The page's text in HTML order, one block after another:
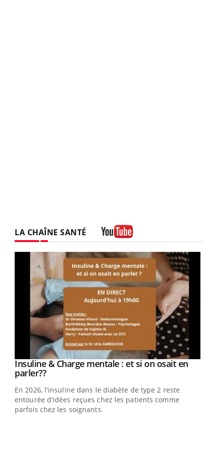
LA CHAÎNE SANTÉ
Youtube
Insuline & Charge mentale : et si on osait en
parler??Youtube
En 2026, l'insuline dans le diabète de type 2 reste
entourée d'idées reçues chez les patients comme
parfois chez les soignants.